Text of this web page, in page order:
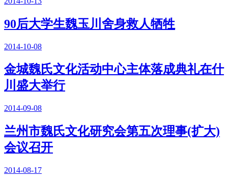
90后大学生魏玉川舍身救人牺牲
2014-10-08
金城魏氏文化活动中心主体落成典礼在什
川盛大举行
2014-09-08
兰州市魏氏文化研究会第五次理事(扩大)
会议召开
2014-08-17